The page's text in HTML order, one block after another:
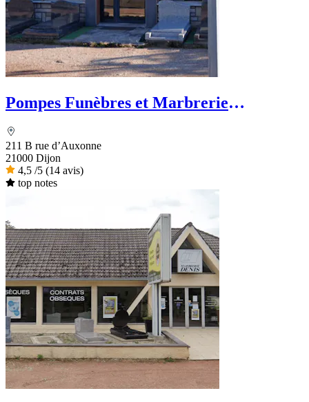
Pompes Funèbres et Marbrerie
211 B rue d’Auxonne
21000 Dijon
4,5 /5 (14 avis)
top notes